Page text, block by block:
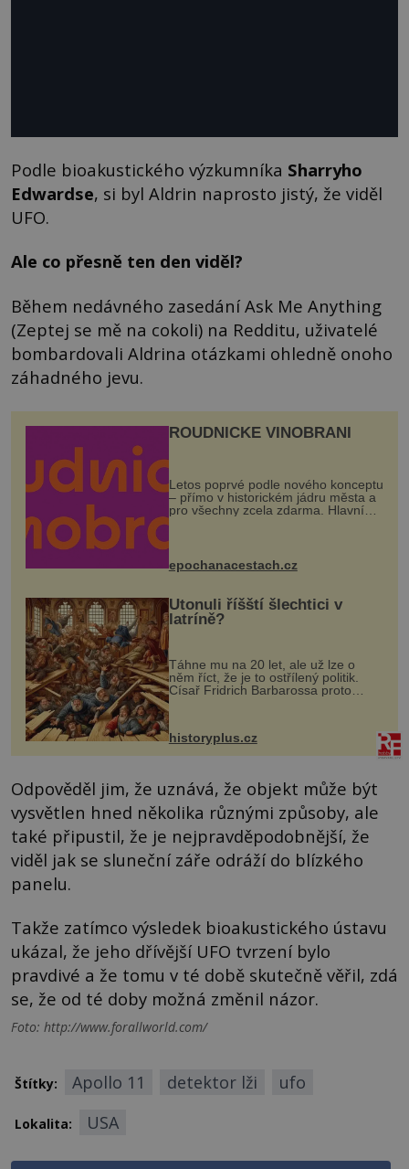
Podle bioakustického výzkumníka Sharryho
Edwardse, si byl Aldrin naprosto jistý, že viděl
UFO.
Ale co přesně ten den viděl?
Během nedávného zasedání Ask Me Anything
(Zeptej se mě na cokoli) na Redditu, uživatelé
bombardovali Aldrina otázkami ohledně onoho
záhadného jevu.
ROUDNICKÉ VINOBRANÍ
Letos poprvé podle nového konceptu
– přímo v historickém jádru města a
pro všechny zcela zdarma. Hlavní
program se odehraje na Karlově a
mohou těšit na víno, burčák, pes...
epochanacestach.cz
Utonuli říšští šlechtici v
latríně?
Táhne mu na 20 let, ale už lze o
něm říct, že je to ostřílený politik.
Císař Fridrich Barbarossa proto
posílá svého syna a dědice Jindřicha
VI. do Erfurtu, aby se stal
prostředníkem při řešení sporu m...
historyplus.cz
Odpověděl jim, že uznává, že objekt může být
vysvětlen hned několika různými způsoby, ale
také připustil, že je nejpravděpodobnější, že
viděl jak se sluneční záře odráží do blízkého
panelu.
Takže zatímco výsledek bioakustického ústavu
ukázal, že jeho dřívější UFO tvrzení bylo
pravdivé a že tomu v té době skutečně věřil, zdá
se, že od té doby možná změnil názor.
Foto: http://www.forallworld.com/
Štítky: Apollo 11 detektor lži ufo
Lokalita: USA